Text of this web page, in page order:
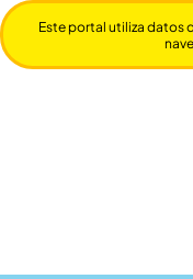
Este portal utiliza datos